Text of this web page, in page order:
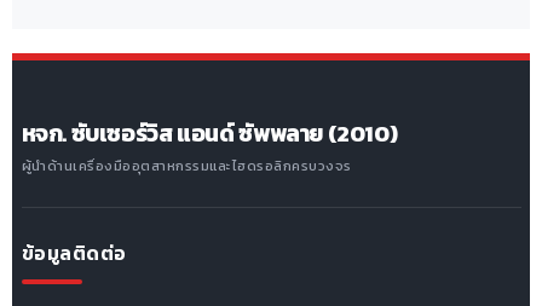
หจก. ซับเซอร์วิส แอนด์ ซัพพลาย (2010)
ผู้นำด้านเครื่องมืออุตสาหกรรมและไฮดรอลิกครบวงจร
ข้อมูลติดต่อ